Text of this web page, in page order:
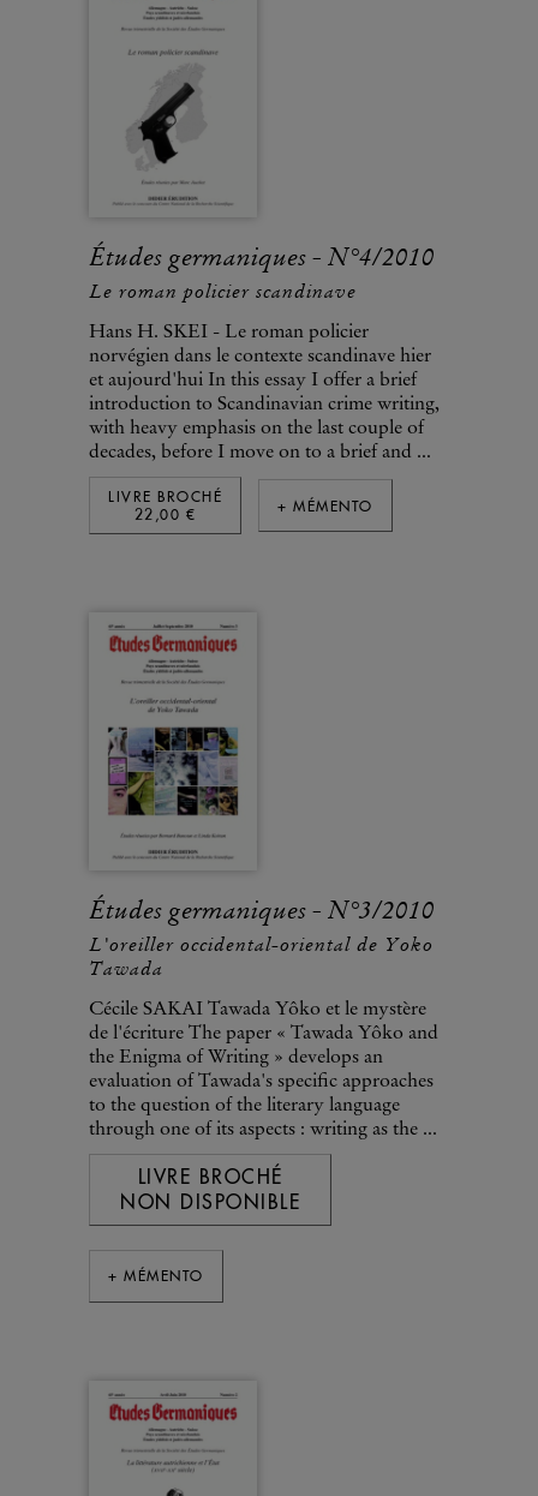
Études germaniques - N°4/2010
Le roman policier scandinave
Hans H. SKEI - Le roman policier
norvégien dans le contexte scandinave hier
et aujourd'hui In this essay I offer a brief
introduction to Scandinavian crime writing,
with heavy emphasis on the last couple of
decades, before I move on to a brief and ...
LIVRE BROCHÉ
22,00 €
+ MÉMENTO
Études germaniques - N°3/2010
L'oreiller occidental-oriental de Yoko
Tawada
Cécile SAKAI Tawada Yôko et le mystère
de l'écriture The paper « Tawada Yôko and
the Enigma of Writing » develops an
evaluation of Tawada's specific approaches
to the question of the literary language
through one of its aspects : writing as the ...
LIVRE BROCHÉ
NON DISPONIBLE
+ MÉMENTO